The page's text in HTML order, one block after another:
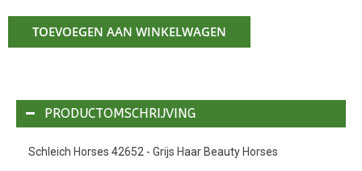
TOEVOEGEN AAN WINKELWAGEN
PRODUCTOMSCHRIJVING
Schleich Horses 42652 - Grijs Haar Beauty Horses